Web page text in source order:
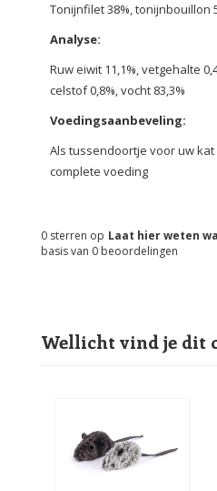
Tonijnfilet 38%, tonijnbouillon
Analyse:
Ruw eiwit 11,1%, vetgehalte
celstof 0,8%, vocht 83,3%
Voedingsaanbeveling:
Als tussendoortje voor uw
complete voeding
Laat hier weten
0 sterren op
basis van 0 beoordelingen
Wellicht vind je dit